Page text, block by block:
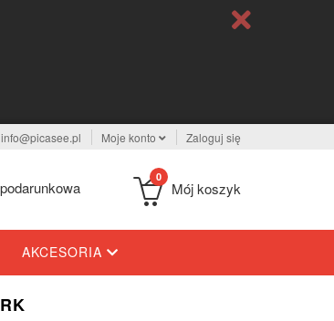
info@picasee.pl Moje konto Zaloguj się
0
Mój koszyk
AKCESORIA